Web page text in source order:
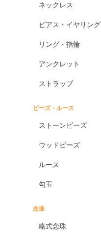
ネックレス
ピアス・イヤリング
リング・指輪
アンクレット
ストラップ
ビーズ・ルース
ストーンビーズ
ウッドビーズ
ルース
勾玉
念珠
略式念珠